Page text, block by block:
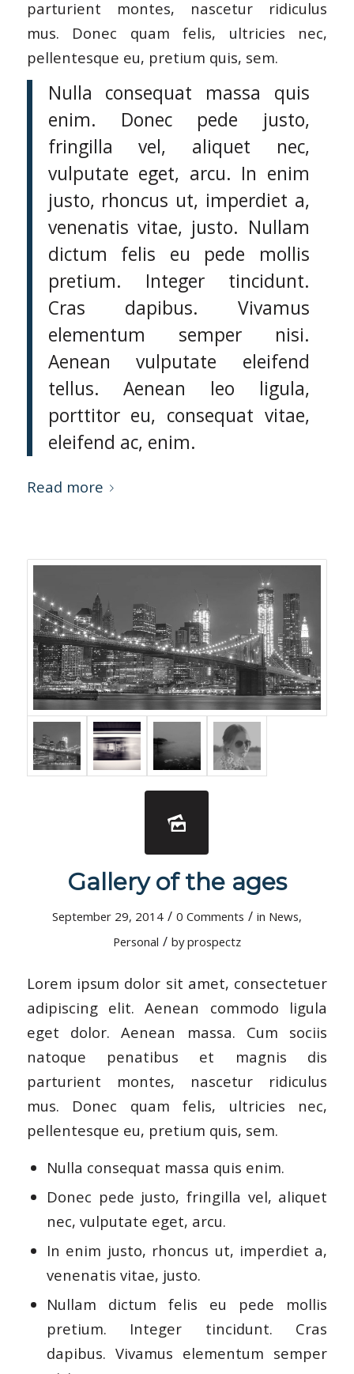
parturient montes, nascetur ridiculus
mus. Donec quam felis, ultricies nec,
pellentesque eu, pretium quis, sem.
Nulla consequat massa quis
enim. Donec pede justo,
fringilla vel, aliquet nec,
vulputate eget, arcu. In enim
justo, rhoncus ut, imperdiet a,
venenatis vitae, justo. Nullam
dictum felis eu pede mollis
pretium. Integer tincidunt.
Cras dapibus. Vivamus
elementum semper nisi.
Aenean vulputate eleifend
tellus. Aenean leo ligula,
porttitor eu, consequat vitae,
eleifend ac, enim.
Read more
Gallery of the ages
September 29, 2014 / 0 Comments / in News,
Personal / byprospectz
Lorem ipsum dolor sit amet, consectetuer
adipiscing elit. Aenean commodo ligula
eget dolor. Aenean massa. Cum sociis
natoque penatibus et magnis dis
parturient montes, nascetur ridiculus
mus. Donec quam felis, ultricies nec,
pellentesque eu, pretium quis, sem.
Nulla consequat massa quis enim.
Donec pede justo, fringilla vel, aliquet
nec, vulputate eget, arcu.
In enim justo, rhoncus ut, imperdiet a,
venenatis vitae, justo.
Nullam dictum felis eu pede mollis
pretium. Integer tincidunt. Cras
dapibus. Vivamus elementum semper